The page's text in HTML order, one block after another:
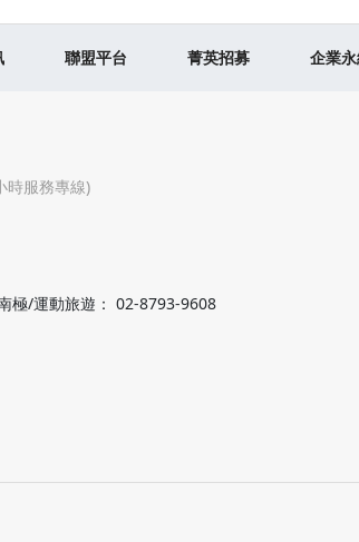
聯盟平台 菁英招募 企業
時服務專線)
極/運動旅遊 ： 02-8793-9608